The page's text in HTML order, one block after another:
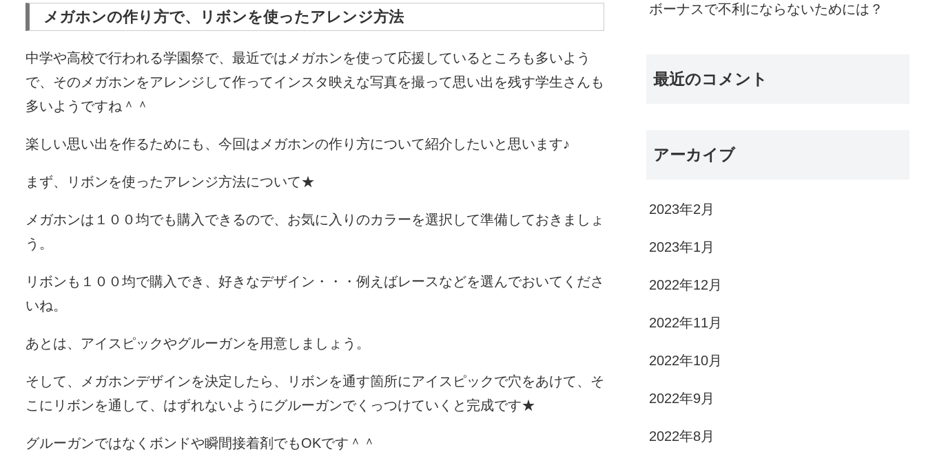
メガホンの作り方で、リボンを使ったアレンジ方法
中学や高校で行われる学園祭で、最近ではメガホンを使って応援しているところも多いよう
で、そのメガホンをアレンジして作ってインスタ映えな写真を撮って思い出を残す学生さんも
多いようですね＾＾
楽しい思い出を作るためにも、今回はメガホンの作り方について紹介したいと思います♪
まず、リボンを使ったアレンジ方法について★
メガホンは１００均でも購入できるので、お気に入りのカラーを選択して準備しておきましょ
う。
リボンも１００均で購入でき、好きなデザイン・・・例えばレースなどを選んでおいてくださ
いね。
あとは、アイスピックやグルーガンを用意しましょう。
そして、メガホンデザインを決定したら、リボンを通す箇所にアイスピックで穴をあけて、そ
こにリボンを通して、はずれないようにグルーガンでくっつけていくと完成です★
グルーガンではなくボンドや瞬間接着剤でもOKです＾＾
ボーナスで不利にならないためには？
最近のコメント
アーカイブ
2023年2月
2023年1月
2022年12月
2022年11月
2022年10月
2022年9月
2022年8月